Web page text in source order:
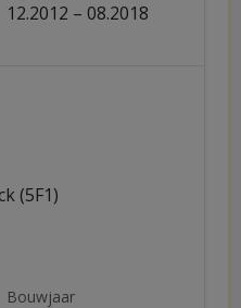
12.2012 – 08.2018
(5F1)
Bouwjaar